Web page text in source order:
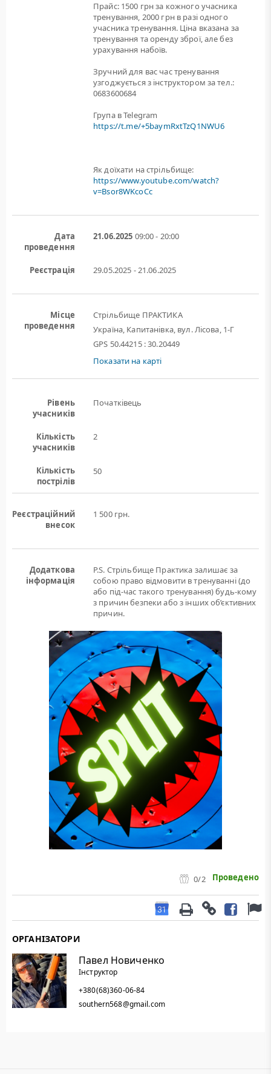
Прайс: 1500 грн за кожного учасника
тренування, 2000 грн в разі одного
учасника тренування. Ціна вказана за
тренування та оренду зброї, але без
урахування набоїв.
Зручний для вас час тренування
узгоджується з інструктором за тел.:
0683600684
Група в Telegram
https://t.me/+5baymRxtTzQ1NWU6
Як доїхати на стрільбище:
https://www.youtube.com/watch?
v=Bsor8WKcoCc
Дата
проведення
21.06.2025 09:00 - 20:00
Реєстрація 29.05.2025 - 21.06.2025
Місце
проведення
Стрільбище ПРАКТИКА
Україна, Капитанівка, вул. Лісова, 1-Г
GPS 50.44215 : 30.20449
Показати на карті
Рівень
учасників
Початківець
Кількість
учасників
2
Кількість
пострілів
50
Реєстраційний
внесок
1 500 грн.
Додаткова
інформація
P.S. Стрільбище Практика залишає за
собою право відмовити в тренуванні (до
або під-час такого тренування) будь-кому
з причин безпеки або з інших об’єктивних
причин.
0/2 Проведено
ОРГАНІЗАТОРИ
Павел Новиченко
Інструктор
+380(68)360-06-84
southern568@gmail.com